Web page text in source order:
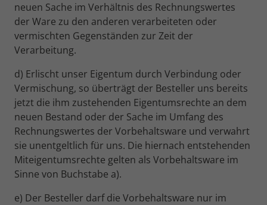
neuen Sache im Verhältnis des Rechnungswertes
der Ware zu den anderen verarbeiteten oder
vermischten Gegenständen zur Zeit der
Verarbeitung.
d) Erlischt unser Eigentum durch Verbindung oder
Vermischung, so überträgt der Besteller uns bereits
jetzt die ihm zustehenden Eigentumsrechte an dem
neuen Bestand oder der Sache im Umfang des
Rechnungswertes der Vorbehaltsware und verwahrt
sie unentgeltlich für uns. Die hiernach entstehenden
Miteigentumsrechte gelten als Vorbehaltsware im
Sinne von Buchstabe a).
e) Der Besteller darf die Vorbehaltsware nur im